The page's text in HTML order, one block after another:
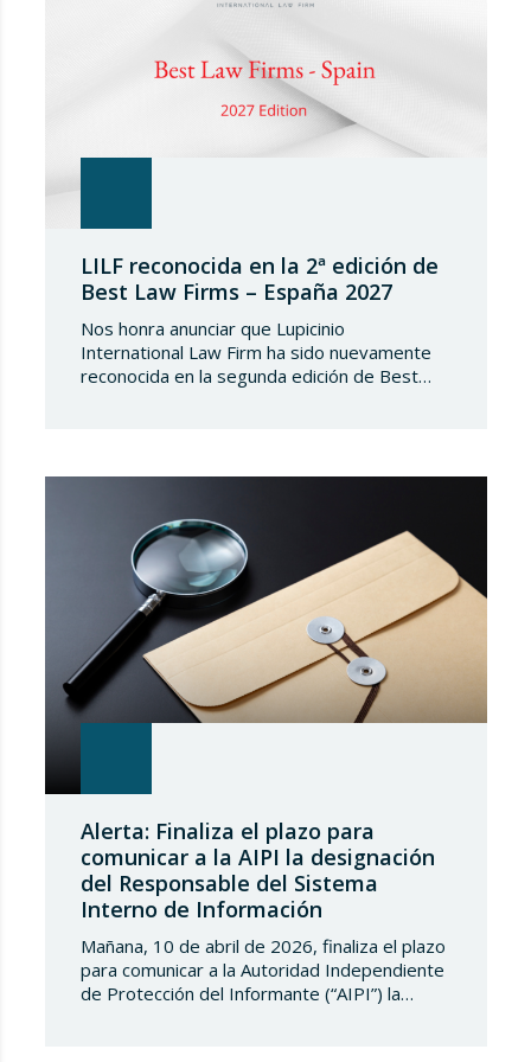
LILF reconocida en la 2ª edición de
Best Law Firms – España 2027
Nos honra anunciar que Lupicinio
International Law Firm ha sido nuevamente
reconocida en la segunda edición de Best
consolida una nueva referencia en la
Tras más de una década de trayectoria en
Estados Unidos…
Alerta: Finaliza el plazo para
comunicar a la AIPI la designación
del Responsable del Sistema
Interno de Información
Mañana, 10 de abril de 2026, finaliza el plazo
para comunicar a la Autoridad Independiente
de Protección del Informante (“AIPI”) la